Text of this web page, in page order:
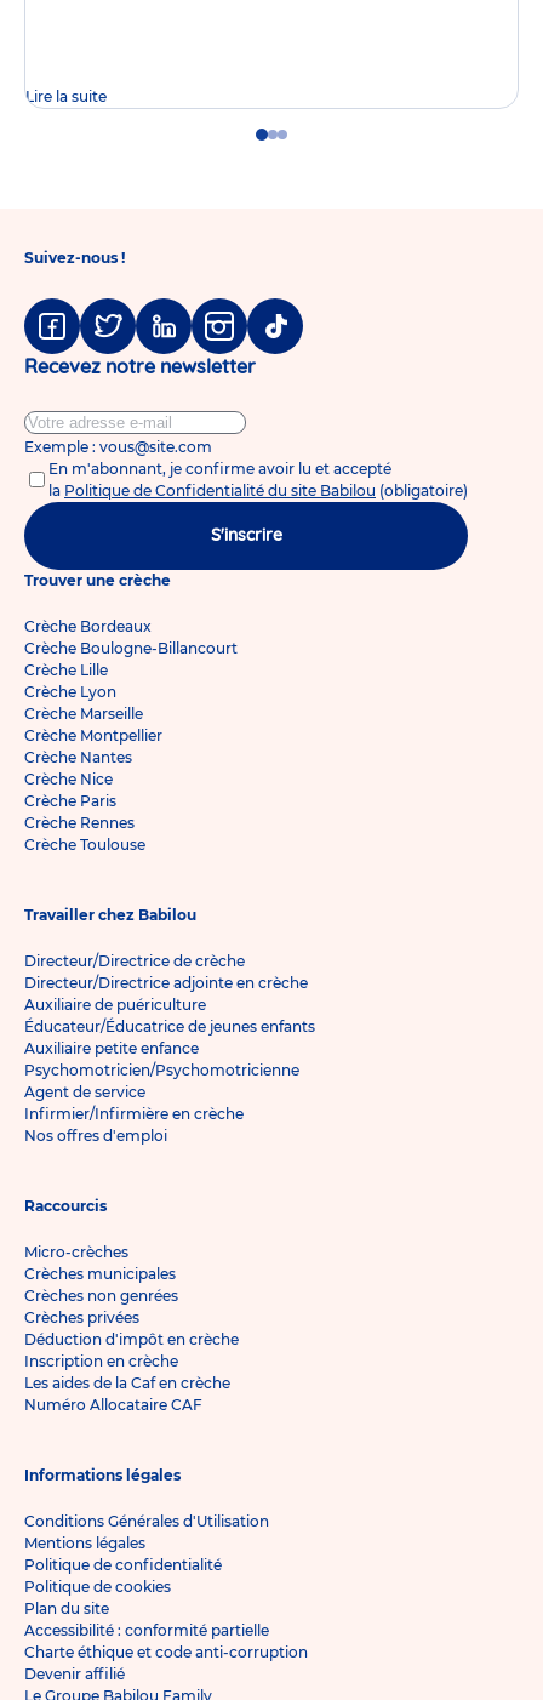
Lire la suite
GoGoGo
Suivez-nous !
Facebook
TwitterLinkedinInstagram
Tiktok
Recevez notre newsletter
Exemple : vous@site.com
En m'abonnant, je confirme avoir lu et accepté
la Politique de Confidentialité du site Babilou (obligatoire)
S'inscrire
Trouver une crèche
Crèche Bordeaux
Crèche Boulogne-Billancourt
Crèche Lille
Crèche Lyon
Crèche Marseille
Crèche Montpellier
Crèche Nantes
Crèche Nice
Crèche Paris
Crèche Rennes
Crèche Toulouse
Travailler chez Babilou
Directeur/Directrice de crèche
Directeur/Directrice adjointe en crèche
Auxiliaire de puériculture
Éducateur/Éducatrice de jeunes enfants
Auxiliaire petite enfance
Psychomotricien/Psychomotricienne
Agent de service
Infirmier/Infirmière en crèche
Nos offres d'emploi
Raccourcis
Micro-crèches
Crèches municipales
Crèches non genrées
Crèches privées
Déduction d'impôt en crèche
Inscription en crèche
Les aides de la Caf en crèche
Numéro Allocataire CAF
Informations légales
Conditions Générales d'Utilisation
Mentions légales
Politique de confidentialité
Politique de cookies
Plan du site
Accessibilité : conformité partielle
Charte éthique et code anti-corruption
Devenir affilié
Le Groupe Babilou Family